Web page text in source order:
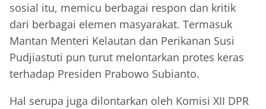
sosial itu, memicu berbagai respon dan kritik
dari berbagai elemen masyarakat. Termasuk
Mantan Menteri Kelautan dan Perikanan Susi
Pudjiastuti pun turut melontarkan protes keras
terhadap Presiden Prabowo Subianto.
Hal serupa juga dilontarkan oleh Komisi XII DPR